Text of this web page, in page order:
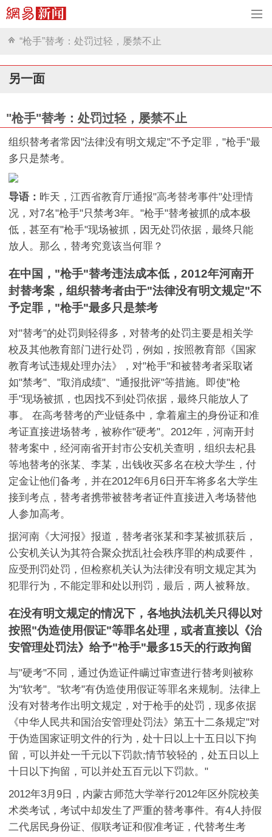
“枪手”替考：处罚过轻，屡禁不止
另一面
"枪手"替考：处罚过轻，屡禁不止
组织替考者常因"法律没有明文规定"不予定罪，"枪手"最
多只是禁考。
导语： 昨天，江西省教育厅通报"高考替考事件"处理情
况 ，对7名"枪手"只禁考3年。"枪手"替考被抓的成本极
低，甚至有"枪手"现场被抓，因无处罚依据，最终只能
放人。那么，替考究竟该当何罪？
在中国，"枪手"替考违法成本低，2012年河南开
封替考案，组织替考者由于"法律没有明文规定"不
予定罪，"枪手"最多只是禁考
对"替考"的处罚则轻得多，对替考的处罚主要是相关学
校及其他教育部门进行处罚，例如，按照教育部《国家
教育考试违规处理办法》，对"枪手"和被替考者采取诸
如"禁考"、"取消成绩"、"通报批评"等措施。即使"枪
手"现场被抓，也因找不到处罚依据，最终只能放人了
事。 在高考替考的产业链条中，拿着雇主的身份证和准
考证直接进场替考，被称作"硬考"。2012年，河南开封
替考案中，经河南省开封市公安机关查明，组织去杞县
等地替考的张某、李某，出钱收买多名在校大学生，付
定金让他们备考，并在2012年6月6日开车将多名大学生
接到考点，替考者携带被替考者证件直接进入考场替他
人参加高考。
据河南《大河报》报道，替考者张某和李某被抓获后，
公安机关认为其符合聚众扰乱社会秩序罪的构成要件，
应受刑罚处罚，但检察机关认为法律没有明文规定其为
犯罪行为，不能定罪和处以刑罚，最后，两人被释放。
在没有明文规定的情况下，各地执法机关只得以对
按照"伪造使用假证"等罪名处理，或者直接以《治
安管理处罚法》给予"枪手"最多15天的行政拘留
与"硬考"不同，通过伪造证件瞒过审查进行替考则被称
为"软考"。"软考"有伪造使用假证等罪名来规制。法律上
没有对替考作出明文规定，对于枪手的处罚，现多依据
《中华人民共和国治安管理处罚法》第五十二条规定"对
于伪造国家证明文件的行为，处十日以上十五日以下拘
留，可以并处一千元以下罚款;情节较轻的，处五日以上
十日以下拘留，可以并处五百元以下罚款。"
2012年3月9日，内蒙古师范大学举行2012年区外院校美
术类考试，考试中却发生了严重的替考事件。有4人持假
二代居民身份证、假联考证和假准考证，代替考生考